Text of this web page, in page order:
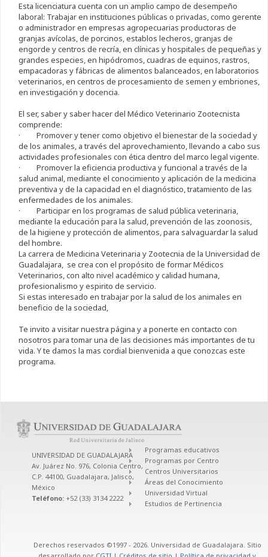
Esta licenciatura cuenta con un amplio campo de desempeño
laboral: Trabajar en instituciones públicas o privadas, como gerente
o administrador en empresas agropecuarias productoras de
granjas avícolas, de porcinos, establos lecheros, granjas de
engorde y centros de recría, en clínicas y hospitales de pequeñas y
grandes especies, en hipódromos, cuadras de equinos, rastros,
empacadoras y fábricas de alimentos balanceados, en laboratorios
veterinarios, en centros de procesamiento de semen y embriones,
en investigación y docencia.
El ser, saber y saber hacer del Médico Veterinario Zootecnista
comprende:
· Promover y tener como objetivo el bienestar de la sociedad y
de los animales, a través del aprovechamiento, llevando a cabo sus
actividades profesionales con ética dentro del marco legal vigente.
· Promover la eficiencia productiva y funcional a través de la
salud animal, mediante el conocimiento y aplicación de la medicina
preventiva y de la capacidad en el diagnóstico, tratamiento de las
enfermedades de los animales.
· Participar en los programas de salud pública veterinaria,
mediante la educación para la salud, prevención de las zoonosis,
de la higiene y protección de alimentos, para salvaguardar la salud
del hombre.
La carrera de Medicina Veterinaria y Zootecnia de la Universidad de
Guadalajara, se crea con el propósito de formar Médicos
Veterinarios, con alto nivel académico y calidad humana,
profesionalismo y espirito de servicio.
Si estas interesado en trabajar por la salud de los animales en
beneficio de la sociedad,
Te invito a visitar nuestra página y a ponerte en contacto con
nosotros para tomar una de las decisiones más importantes de tu
vida. Y te damos la mas cordial bienvenida a que conozcas este
programa.
UNIVERSIDAD DE GUADALAJARA
Av. Juárez No. 976, Colonia Centro,
C.P. 44100, Guadalajara, Jalisco,
México
Teléfono: +52 (33) 3134 2222
Programas educativos
Programas por Centro
Centros Universitarios
Áreas del Conocimiento
Universidad Virtual
Estudios de Pertinencia
Derechos reservados ©1997 - 2026. Universidad de Guadalajara. Sitio